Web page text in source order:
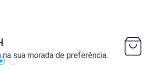
sua morada de preferência.